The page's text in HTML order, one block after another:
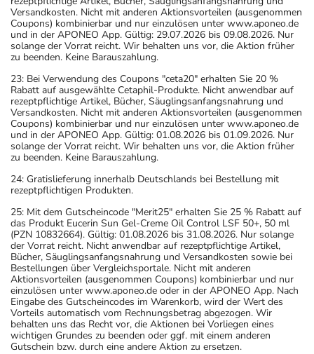
Versandkosten. Nicht mit anderen Aktionsvorteilen (ausgenommen
Coupons) kombinierbar und nur einzulösen unter www.aponeo.de
und in der APONEO App. Gültig: 29.07.2026 bis 09.08.2026. Nur
solange der Vorrat reicht. Wir behalten uns vor, die Aktion früher
zu beenden. Keine Barauszahlung.
23: Bei Verwendung des Coupons "ceta20" erhalten Sie 20 %
Rabatt auf ausgewählte Cetaphil-Produkte. Nicht anwendbar auf
rezeptpflichtige Artikel, Bücher, Säuglingsanfangsnahrung und
Versandkosten. Nicht mit anderen Aktionsvorteilen (ausgenommen
Coupons) kombinierbar und nur einzulösen unter www.aponeo.de
und in der APONEO App. Gültig: 01.08.2026 bis 01.09.2026. Nur
solange der Vorrat reicht. Wir behalten uns vor, die Aktion früher
zu beenden. Keine Barauszahlung.
24: Gratislieferung innerhalb Deutschlands bei Bestellung mit
rezeptpflichtigen Produkten.
25: Mit dem Gutscheincode "Merit25" erhalten Sie 25 % Rabatt auf
das Produkt Eucerin Sun Gel-Creme Oil Control LSF 50+, 50 ml
(PZN 10832664). Gültig: 01.08.2026 bis 31.08.2026. Nur solange
der Vorrat reicht. Nicht anwendbar auf rezeptpflichtige Artikel,
Bücher, Säuglingsanfangsnahrung und Versandkosten sowie bei
Bestellungen über Vergleichsportale. Nicht mit anderen
Aktionsvorteilen (ausgenommen Coupons) kombinierbar und nur
einzulösen unter www.aponeo.de oder in der APONEO App. Nach
Eingabe des Gutscheincodes im Warenkorb, wird der Wert des
Vorteils automatisch vom Rechnungsbetrag abgezogen. Wir
behalten uns das Recht vor, die Aktionen bei Vorliegen eines
wichtigen Grundes zu beenden oder ggf. mit einem anderen
Gutschein bzw. durch eine andere Aktion zu ersetzen.